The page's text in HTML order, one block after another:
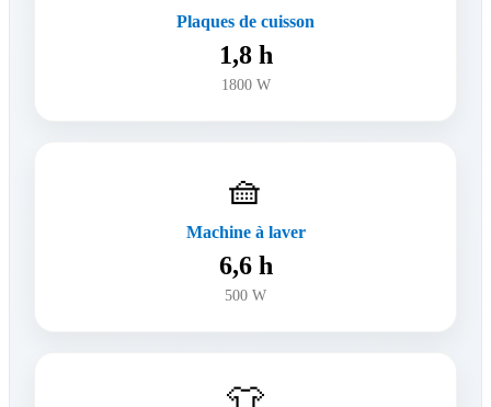
Plaques de cuisson
1,8 h
1800 W
🧺
Machine à laver
6,6 h
500 W